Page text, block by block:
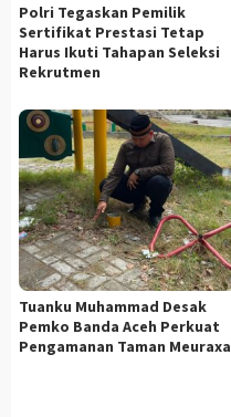
Polri Tegaskan Pemilik
Sertifikat Prestasi Tetap
Harus Ikuti Tahapan Seleksi
Rekrutmen
Tuanku Muhammad Desak
Pemko Banda Aceh Perkuat
Pengamanan Taman Meuraxa